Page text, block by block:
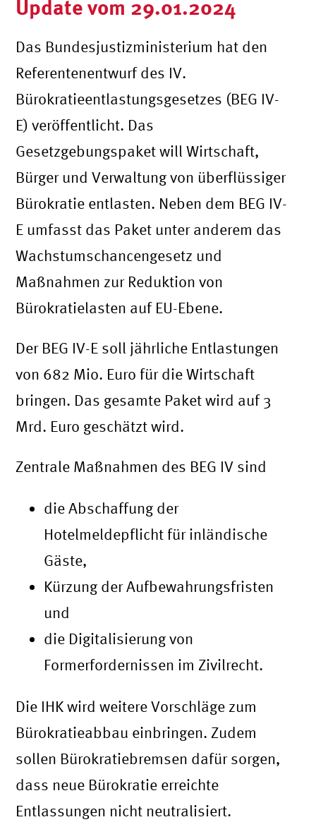
Update vom 29.01.2024
Das Bundesjustizministerium hat den
Referentenentwurf des IV.
Bürokratieentlastungsgesetzes (BEG IV-
E) veröffentlicht. Das
Gesetzgebungspaket will Wirtschaft,
Bürger und Verwaltung von überflüssiger
Bürokratie entlasten. Neben dem BEG IV-
E umfasst das Paket unter anderem das
Wachstumschancengesetz und
Maßnahmen zur Reduktion von
Bürokratielasten auf EU-Ebene.
Der BEG IV-E soll jährliche Entlastungen
von 682 Mio. Euro für die Wirtschaft
bringen. Das gesamte Paket wird auf 3
Mrd. Euro geschätzt wird.
Zentrale Maßnahmen des BEG IV sind
die Abschaffung der
Hotelmeldepflicht für inländische
Gäste,
Kürzung der Aufbewahrungsfristen
und
die Digitalisierung von
Formerfordernissen im Zivilrecht.
Die IHK wird weitere Vorschläge zum
Bürokratieabbau einbringen. Zudem
sollen Bürokratiebremsen dafür sorgen,
dass neue Bürokratie erreichte
Entlassungen nicht neutralisiert.